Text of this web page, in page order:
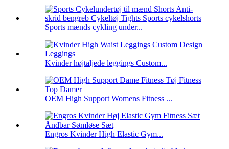
Sports mænds cykling under...
Kvinder højtaljede leggings Custom...
OEM High Support Womens Fitness ...
Engros Kvinder High Elastic Gym...